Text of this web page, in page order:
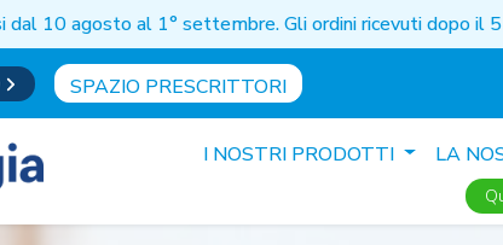
dal 10 agosto al 1° settembre. Gli ordini ricevuti dopo
SPAZIO PRESCRITTORI
I NOSTRI PRODOTTI LA